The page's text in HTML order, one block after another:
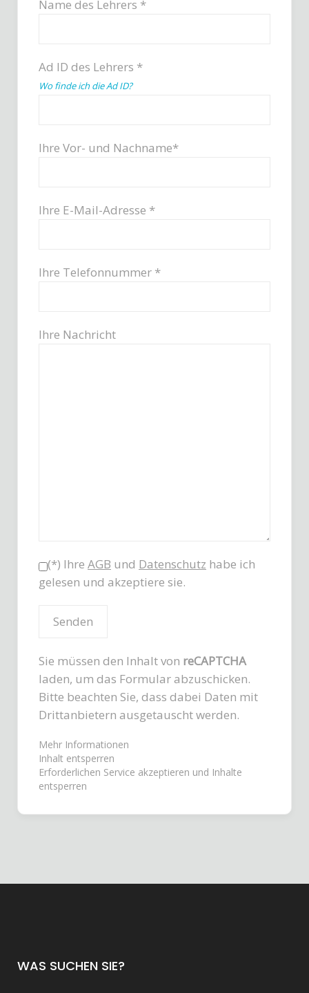
Name des Lehrers *
Ad ID des Lehrers *
Wo finde ich die Ad ID?
Ihre Vor- und Nachname*
Ihre E-Mail-Adresse *
Ihre Telefonnummer *
Ihre Nachricht
(*) Ihre AGB und Datenschutz habe ich
gelesen und akzeptiere sie.
Sie müssen den Inhalt von reCAPTCHA
laden, um das Formular abzuschicken.
Bitte beachten Sie, dass dabei Daten mit
Drittanbietern ausgetauscht werden.
Mehr Informationen
Inhalt entsperren
Erforderlichen Service akzeptieren und Inhalte
entsperren
WAS SUCHEN SIE?